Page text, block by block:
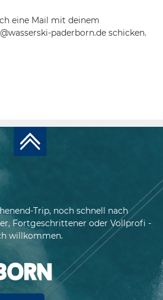
eine Mail mit deinem
paderborn.de schicken.
Trip, noch schnell nach
Fortgeschrittener oder Vollprofi -
willkommen.